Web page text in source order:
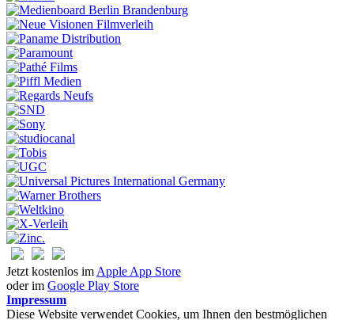
Jetzt kostenlos im Apple App Store
oder im Google Play Store
Impressum
Diese Website verwendet Cookies, um Ihnen den bestmöglichen